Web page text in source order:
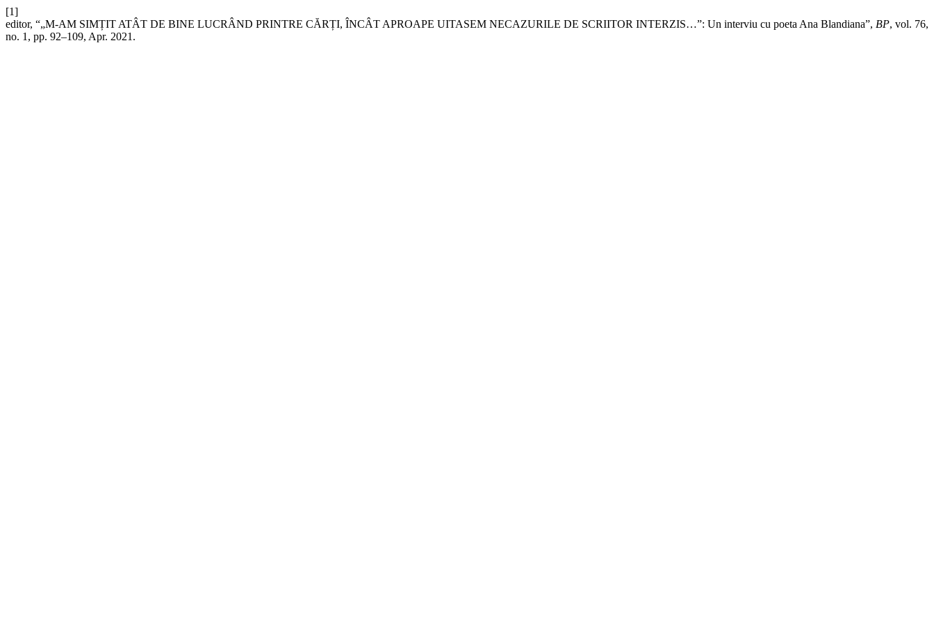
[1]
editor, “„M-AM SIMȚIT ATÂT DE BINE LUCRÂND PRINTRE CĂRȚI, ÎNCÂT APROAPE UITASEM NECAZURILE DE SCRIITOR INTERZIS…”: Un interviu cu poeta Ana Blandiana”, BP, vol. 76,
no. 1, pp. 92–109, Apr. 2021.